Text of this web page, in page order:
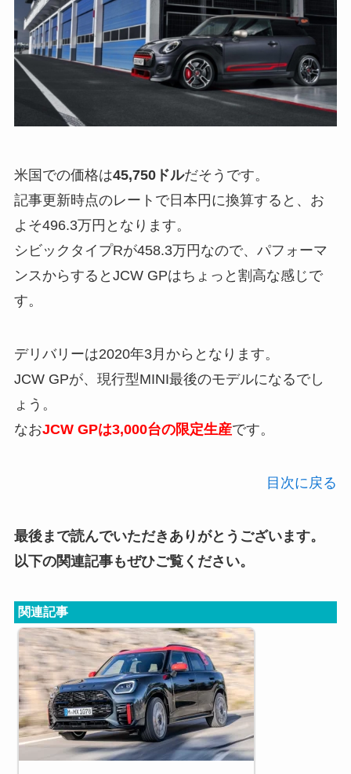
米国での価格は45,750ドルだそうです。
記事更新時点のレートで日本円に換算すると、お
よそ496.3万円となります。
シビックタイプRが458.3万円なので、パフォーマ
ンスからするとJCW GPはちょっと割高な感じで
す。
デリバリーは2020年3月からとなります。
JCW GPが、現行型MINI最後のモデルになるでし
ょう。
なおJCW GPは3,000台の限定生産です。
目次に戻る
最後まで読んでいただきありがとうございます。
以下の関連記事もぜひご覧ください。
関連記事